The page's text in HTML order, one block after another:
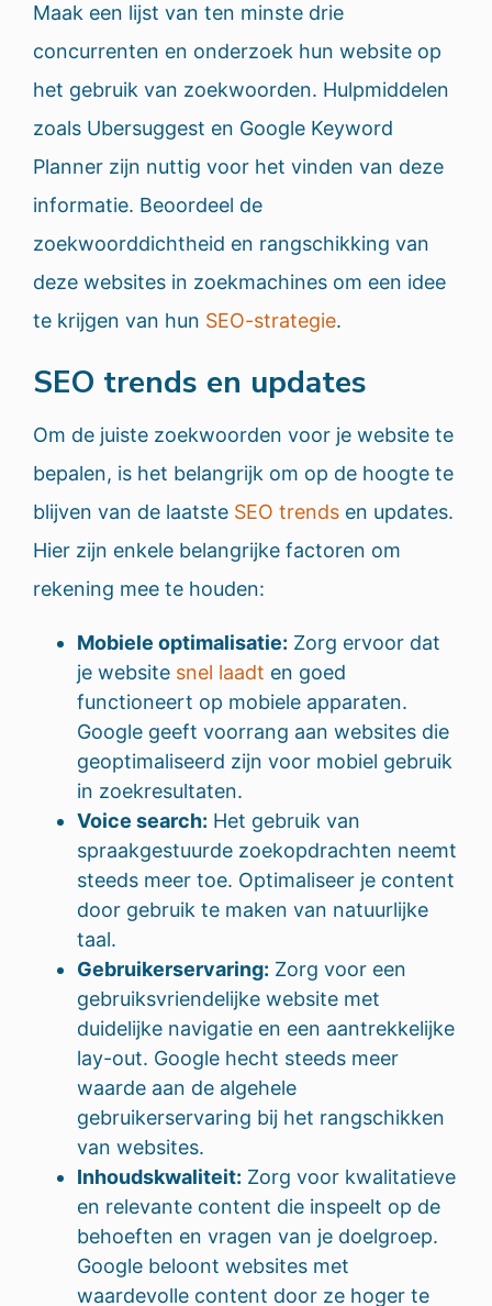
Maak een lijst van ten minste drie
concurrenten en onderzoek hun website op
het gebruik van zoekwoorden. Hulpmiddelen
zoals Ubersuggest en Google Keyword
Planner zijn nuttig voor het vinden van deze
informatie. Beoordeel de
zoekwoorddichtheid en rangschikking van
deze websites in zoekmachines om een idee
te krijgen van hun SEO-strategie.
SEO trends en updates
Om de juiste zoekwoorden voor je website te
bepalen, is het belangrijk om op de hoogte te
blijven van de laatste SEO trends en updates.
Hier zijn enkele belangrijke factoren om
rekening mee te houden:
Mobiele optimalisatie: Zorg ervoor dat
je website snel laadt en goed
functioneert op mobiele apparaten.
Google geeft voorrang aan websites die
geoptimaliseerd zijn voor mobiel gebruik
in zoekresultaten.
Voice search: Het gebruik van
spraakgestuurde zoekopdrachten neemt
steeds meer toe. Optimaliseer je content
door gebruik te maken van natuurlijke
taal.
Gebruikerservaring: Zorg voor een
gebruiksvriendelijke website met
duidelijke navigatie en een aantrekkelijke
lay-out. Google hecht steeds meer
waarde aan de algehele
gebruikerservaring bij het rangschikken
van websites.
Inhoudskwaliteit: Zorg voor kwalitatieve
en relevante content die inspeelt op de
behoeften en vragen van je doelgroep.
Google beloont websites met
waardevolle content door ze hoger te